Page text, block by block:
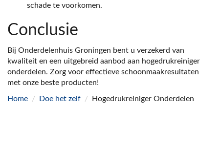
schade te voorkomen.
Conclusie
Bij Onderdelenhuis Groningen bent u verzekerd van
kwaliteit en een uitgebreid aanbod aan hogedrukreiniger
onderdelen. Zorg voor effectieve schoonmaakresultaten
met onze beste producten!
Home / Doe het zelf / Hogedrukreiniger Onderdelen